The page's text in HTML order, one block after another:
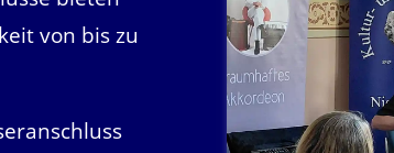
von bis zu